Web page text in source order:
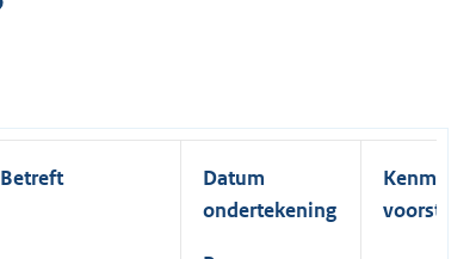
Betreft
Datum
ondertekening
Kenmerk
voorstel